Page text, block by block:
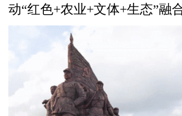
动“红色+农业+文体+生态”融